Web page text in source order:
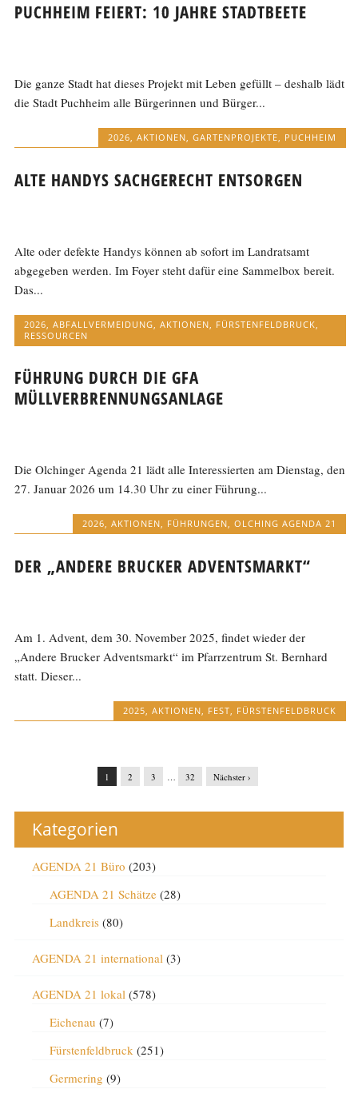
PUCHHEIM FEIERT: 10 JAHRE STADTBEETE
Die ganze Stadt hat dieses Projekt mit Leben gefüllt – deshalb lädt
die Stadt Puchheim alle Bürgerinnen und Bürger...
2026, AKTIONEN, GARTENPROJEKTE, PUCHHEIM
ALTE HANDYS SACHGERECHT ENTSORGEN
Alte oder defekte Handys können ab sofort im Landratsamt
abgegeben werden. Im Foyer steht dafür eine Sammelbox bereit.
Das...
2026 ,ABFALLVERMEIDUNG ,AKTIONEN FÜRSTENFELDBRUCK
RESSOURCEN
FÜHRUNG DURCH DIE GFA
MÜLLVERBRENNUNGSANLAGE
Die Olchinger Agenda 21 lädt alle Interessierten am Dienstag, den
27. Januar 2026 um 14.30 Uhr zu einer Führung...
2026, AKTIONEN, FÜHRUNGEN, OLCHING AGENDA 21
DER „ANDERE BRUCKER ADVENTSMARKT“
Am 1. Advent, dem 30. November 2025, findet wieder der
„Andere Brucker Adventsmarkt“ im Pfarrzentrum St. Bernhard
statt. Dieser...
2025 AKTIONEN FEST FÜRSTENFELDBRUCK
1 2 3 … 32 Nächster ›
Kategorien
AGENDA 21 Büro (203)
AGENDA 21 Schätze(28)
Landkreis(80)
AGENDA 21 international(3)
AGENDA 21 lokal(578)
Eichenau (7)
Fürstenfeldbruck(251)
Germering (9)